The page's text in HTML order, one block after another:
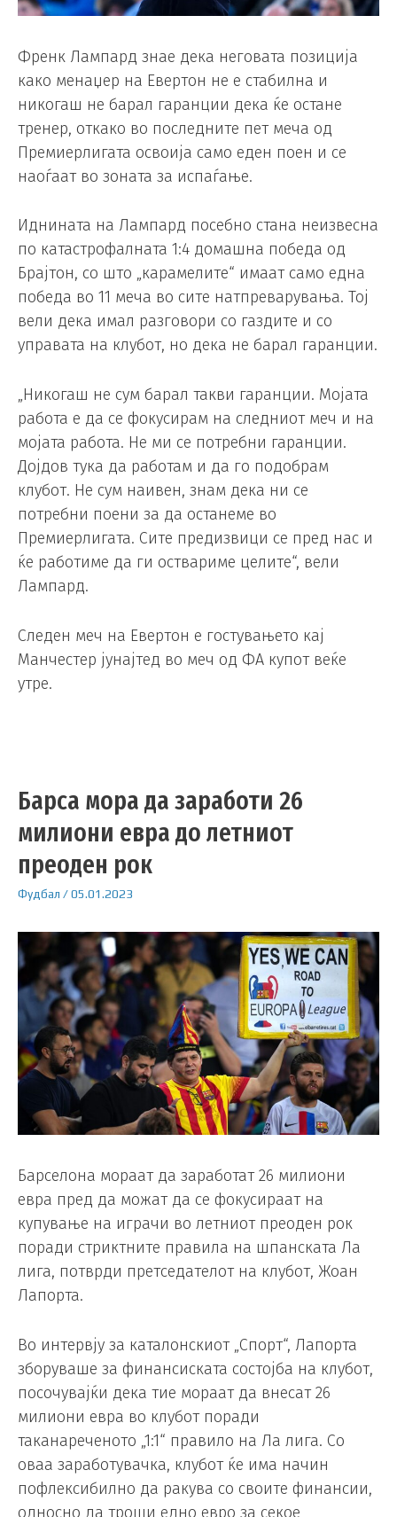
Френк Лампард знае дека неговата позиција
како менаџер на Евертон не е стабилна и
никогаш не барал гаранции дека ќе остане
тренер, откако во последните пет меча од
Премиерлигата освоија само еден поен и се
наоѓаат во зоната за испаѓање.
Иднината на Лампард посебно стана неизвесна
по катастрофалната 1:4 домашна победа од
Брајтон, со што „карамелите“ имаат само една
победа во 11 меча во сите натпреварувања. Тој
вели дека имал разговори со газдите и со
управата на клубот, но дека не барал гаранции.
„Никогаш не сум барал такви гаранции. Мојата
работа е да се фокусирам на следниот меч и на
мојата работа. Не ми се потребни гаранции.
Дојдов тука да работам и да го подобрам
клубот. Не сум наивен, знам дека ни се
потребни поени за да останеме во
Премиерлигата. Сите предизвици се пред нас и
ќе работиме да ги оствариме целите“, вели
Лампард.
Следен меч на Евертон е гостувањето кај
Манчестер јунајтед во меч од ФА купот веќе
утре.
Барса мора да заработи 26
милиони евра до летниот
преоден рок
Фудбал /05.01.2023
Барселона мораат да заработат 26 милиони
евра пред да можат да се фокусираат на
купување на играчи во летниот преоден рок
поради стриктните правила на шпанската Ла
лига, потврди претседателот на клубот, Жоан
Лапорта.
Во интервју за каталонскиот „Спорт“, Лапорта
зборуваше за финансиската состојба на клубот,
посочувајќи дека тие мораат да внесат 26
милиони евра во клубот поради
таканареченото „1:1“ правило на Ла лига. Со
оваа заработувачка, клубот ќе има начин
пофлексибилно да ракува со своите финансии,
односно да троши едно евро за секое